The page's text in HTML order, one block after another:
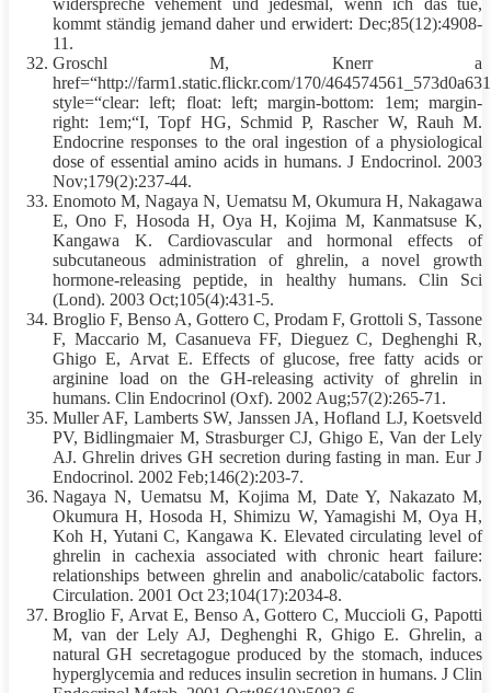
kommt ständig jemand daher und erwidert: Dec;85(12):4908-
11.
Groschl M, Knerr a
href=“http://farm1.static.flickr.com/170/
style=“clear: left; float: left; margin-bottom: 1em; margin-
right: 1em;“I, Topf HG, Schmid P, Rascher W, Rauh M.
Endocrine responses to the oral ingestion of a physiological
dose of essential amino acids in humans. J Endocrinol. 2003
Nov;179(2):237-44.
Enomoto M, Nagaya N, Uematsu M, Okumura H, Nakagawa
E, Ono F, Hosoda H, Oya H, Kojima M, Kanmatsuse K,
Kangawa K. Cardiovascular and hormonal effects of
subcutaneous administration of ghrelin, a novel growth
hormone-releasing peptide, in healthy humans. Clin Sci
(Lond). 2003 Oct;105(4):431-5.
Broglio F, Benso A, Gottero C, Prodam F, Grottoli S, Tassone
F, Maccario M, Casanueva FF, Dieguez C, Deghenghi R,
Ghigo E, Arvat E. Effects of glucose, free fatty acids or
arginine load on the GH-releasing activity of ghrelin in
humans. Clin Endocrinol (Oxf). 2002 Aug;57(2):265-71.
Muller AF, Lamberts SW, Janssen JA, Hofland LJ, Koetsveld
PV, Bidlingmaier M, Strasburger CJ, Ghigo E, Van der Lely
AJ. Ghrelin drives GH secretion duringfasting in man. Eur J
Endocrinol. 2002 Feb;146(2):203-7.
Nagaya N, Uematsu M, Kojima M, Date Y, Nakazato M,
Okumura H, Hosoda H, Shimizu W, Yamagishi M, Oya H,
Koh H, Yutani C, Kangawa K. Elevated circulating level of
ghrelin in cachexia associated with chronic heart failure:
relationships between ghrelin and anabolic/catabolic factors.
Circulation. 2001 Oct 23;104(17):2034-8.
Broglio F, Arvat E, Benso A, Gottero C, Muccioli G, Papotti
M, van der Lely AJ, Deghenghi R, Ghigo E. Ghrelin, a
natural GH secretagogue produced by the stomach, induces
hyperglycemia and reduces insulin secretion in humans. J Clin